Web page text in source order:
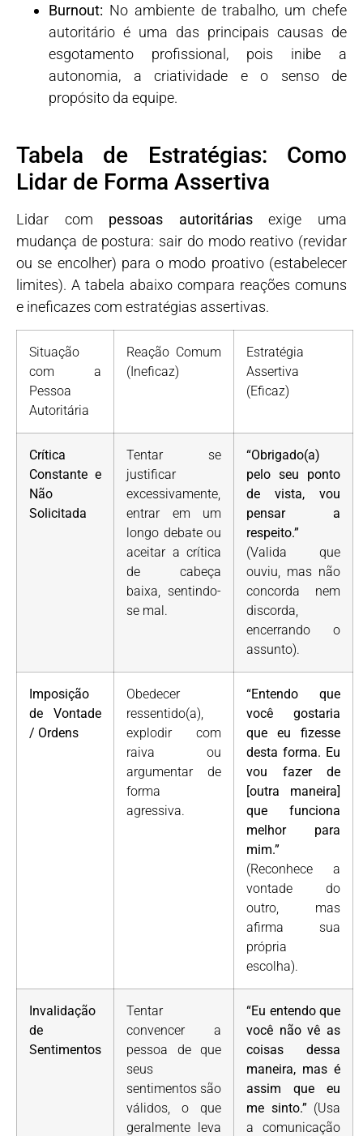
Burnout: No ambiente de trabalho, um chefe
autoritário é uma das principais causas de
esgotamento profissional, pois inibe a
autonomia, a criatividade e o senso de
propósito da equipe.
Tabela de Estratégias: Como
Lidar de Forma Assertiva
Lidar com pessoas autoritáriasexige uma
mudança de postura: sair do modo reativo (revidar
ou se encolher) para o modo proativo (estabelecer
limites). A tabela abaixo compara reações comuns
e ineficazes com estratégias assertivas.
Situação
com a
Pessoa
Autoritária
Reação Comum
(Ineficaz)
Estratégia
Assertiva
(Eficaz)
Crítica
Constante e
Não
Solicitada
Tentar se
justificar
excessivamente,
entrar em um
longo debate ou
aceitar a crítica
de cabeça
baixa, sentindo-
se mal.
“Obrigado(a)
pelo seu ponto
de vista, vou
pensar a
respeito.”
(Valida que
ouviu, mas não
concorda nem
discorda,
encerrando o
assunto).
Imposição
de Vontade
/ Ordens
Obedecer
ressentido(a),
explodir com
raiva ou
argumentar de
forma
agressiva.
“Entendo que
você gostaria
que eu fizesse
desta forma. Eu
vou fazer de
[outra maneira]
que funciona
melhor para
mim.”
(Reconhece a
vontade do
outro, mas
afirma sua
própria
escolha).
Invalidação
de
Sentimentos
Tentar
convencer a
pessoa de que
seus
sentimentos são
válidos, o que
geralmente leva
“Eu entendo que
você não vê as
coisas dessa
maneira, mas é
assim que eu
me sinto.” (Usa
a comunicação